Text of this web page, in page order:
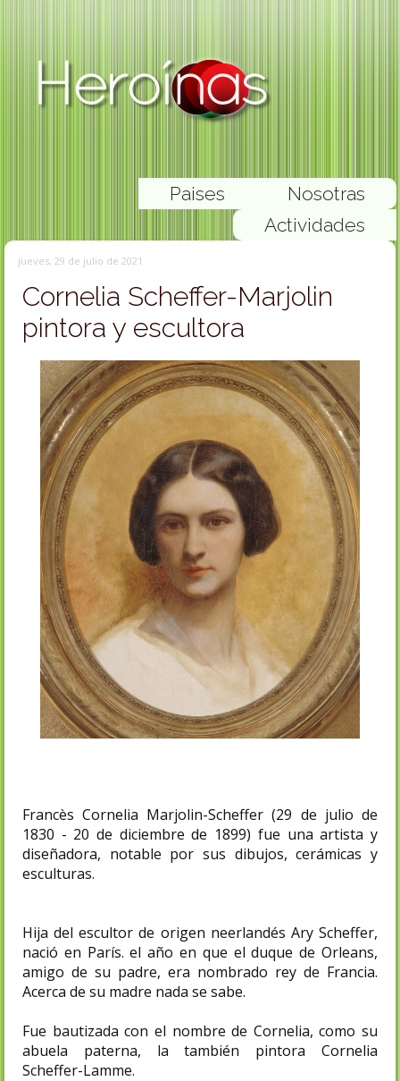
Nosotras
Paises
Actividades
jueves, 29 de julio de 2021
Cornelia Scheffer-Marjolin
pintora y escultora
Francès Cornelia Marjolin-Scheffer (29 de julio de
1830 - 20 de diciembre de 1899) fue una artista y
diseñadora, notable por sus dibujos, cerámicas y
esculturas.
Hija del escultor de origen neerlandés Ary Scheffer,
nació en París. el año en que el duque de Orleans,
amigo de su padre, era nombrado rey de Francia.
Acerca de su madre nada se sabe.
Fue bautizada con el nombre de Cornelia, como su
abuela paterna, la también pintora Cornelia
Scheffer-Lamme.